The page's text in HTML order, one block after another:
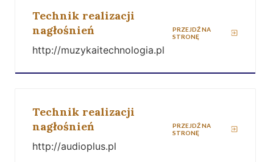
Technik realizacji
nagłośnień
http://muzykaitechnologia.pl
PRZEJDŹ NA
STRONĘ
Technik realizacji
nagłośnień
http://audioplus.pl
PRZEJDŹ NA
STRONĘ